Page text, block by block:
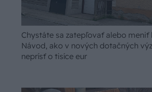
Chystáte sa zatepľovať alebo meniť
Návod, ako v nových dotačných
neprísť o tisíce eur